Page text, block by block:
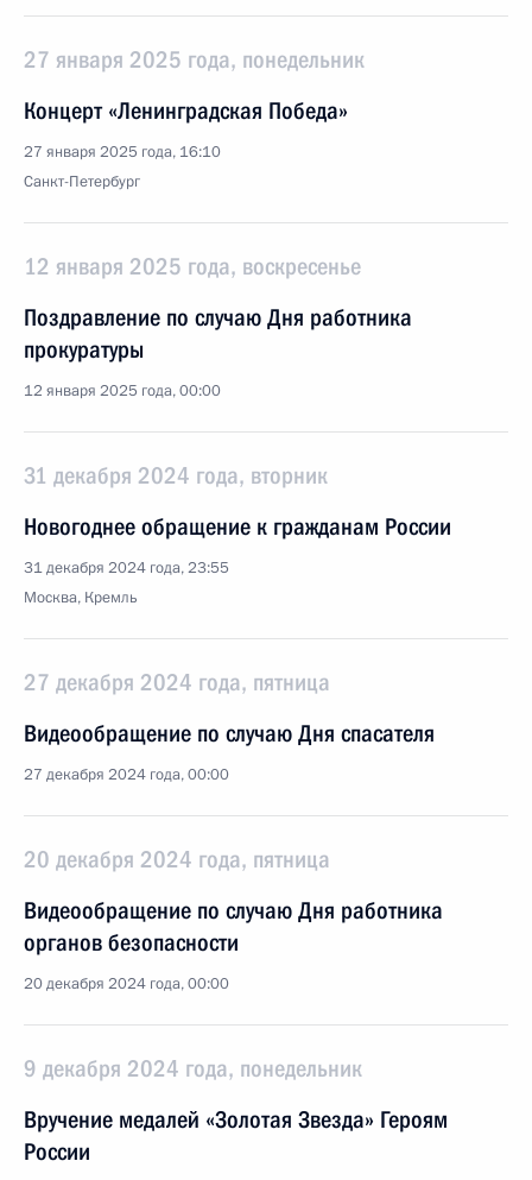
27 января 2025 года, понедельник
Концерт «Ленинградская Победа»
27 января 2025 года, 16:10
Санкт-Петербург
12 января 2025 года, воскресенье
Поздравление по случаю Дня работника
прокуратуры
12 января 2025 года, 00:00
31 декабря 2024 года, вторник
Новогоднее обращение к гражданам России
31 декабря 2024 года, 23:55
Москва, Кремль
27 декабря 2024 года, пятница
Видеообращение по случаю Дня спасателя
27 декабря 2024 года, 00:00
20 декабря 2024 года, пятница
Видеообращение по случаю Дня работника
органов безопасности
20 декабря 2024 года, 00:00
9 декабря 2024 года, понедельник
Вручение медалей «Золотая Звезда» Героям
России